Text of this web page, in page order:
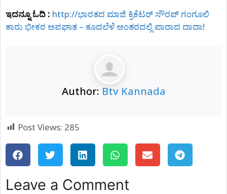
ಇದನ್ನೂ ಓದಿ : http://ಭಾರತದ ಮಾಜಿ ಕ್ರಿಕೆಟರ್​ ಸೌರವ್ ಗಂಗೂಲಿ
ಕಾರು ಭೀಕರ ಅಪಘಾತ – ಕೂದಲೆಳೆ ಅಂತರದಲ್ಲಿ ಪಾರಾದ ದಾದಾ!
Author: Btv Kannada
Post Views: 285
Leave a Comment